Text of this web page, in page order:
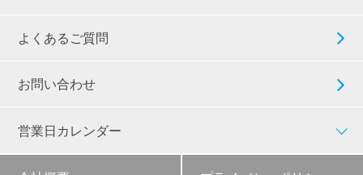
よくあるご質問
お問い合わせ
営業日カレンダー